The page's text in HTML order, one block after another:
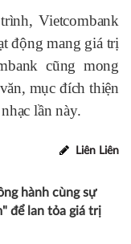
Vietcombank
động mang giá trị
cũng mong
mục đích thiện
lần này.
Liên Liên
hành cùng sự
để lan tỏa giá trị